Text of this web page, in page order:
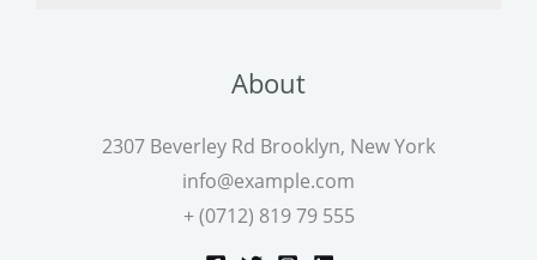
About
2307 Beverley Rd Brooklyn, New York
info@example.com
+ (0712) 819 79 555